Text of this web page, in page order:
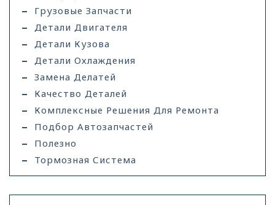
Грузовые Запчасти
Детали Двигателя
Детали Кузова
Детали Охлаждения
Замена Делатей
Качество Деталей
Комплексные Решения Для Ремонта
Подбор Автозапчастей
Полезно
Тормозная Система